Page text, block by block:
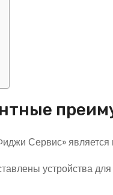
Сервис»
устройства